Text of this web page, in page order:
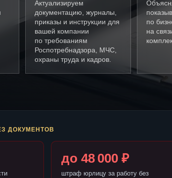
Актуализируем
документацию, журналы,
приказы и инструкции для
вашей компании
по требованиям
Роспотребнадзора, МЧС,
охраны труда и кадров.
по
на
ДОКУМЕНТОВ
до 48 000 ₽
штраф юрлицу за работу без